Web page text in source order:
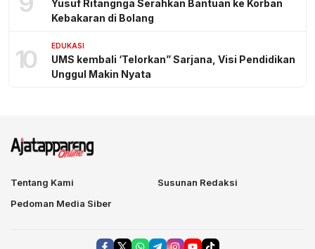
Yusuf Ritangnga Serahkan Bantuan ke Korban
Kebakaran di Bolang
10 EDUKASI
UMS kembali ‘Telorkan” Sarjana, Visi Pendidikan
Unggul Makin Nyata
Tentang Kami
Susunan Redaksi
Pedoman Media Siber